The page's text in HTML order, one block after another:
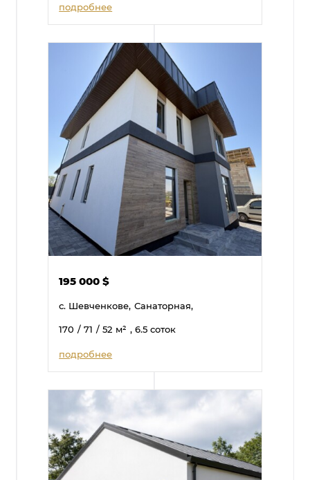
подробнее
195 000$
с. Шевченкове, Санаторная,
170 / 71 / 52 м² , 6.5 соток
подробнее